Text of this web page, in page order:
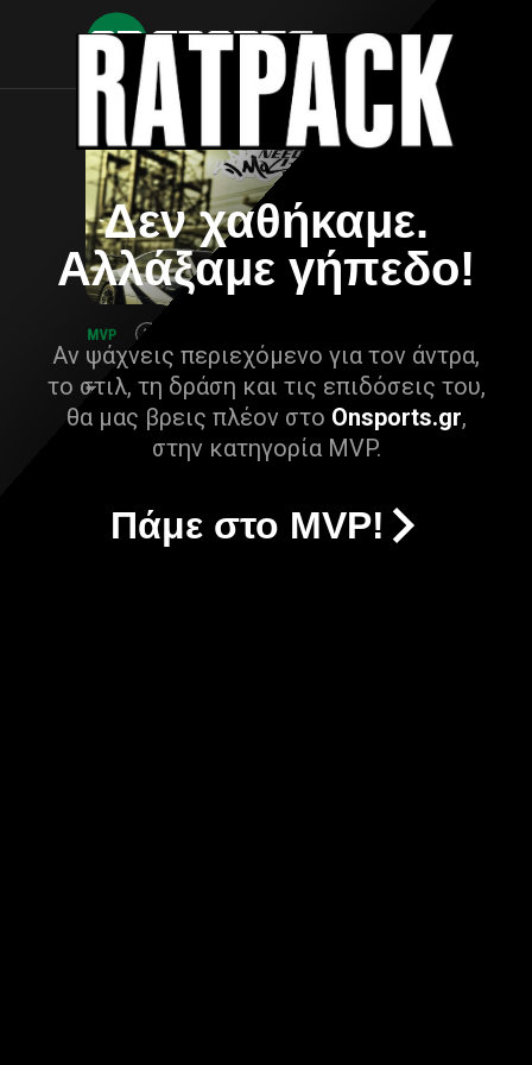
Δεν χαθήκαμε.
Αλλάξαμε γήπεδο!
Αν ψάχνεις περιεχόμενο για τον άντρα,
το στιλ, τη δράση και τις επιδόσεις του,
θα μας βρεις πλέον στο Onsports.gr,
στην κατηγορία MVP.
Πάμε στο MVP!